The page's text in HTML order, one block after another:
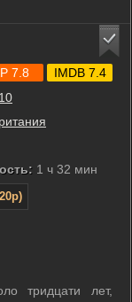
1 ч 32 мин
7.8 IMDB 7.4
тридцати лет,